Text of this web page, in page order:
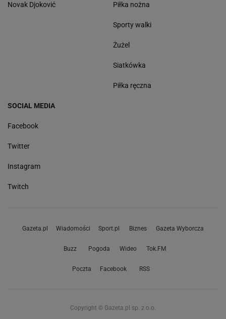
Novak Djoković Piłka nożna
Sporty walki
Żużel
Siatkówka
Piłka ręczna
SOCIAL MEDIA
Facebook
Twitter
Instagram
Twitch
Gazeta.pl Wiadomości Sport.pl Biznes Gazeta Wyborcza
Buzz Pogoda Wideo Tok.FM
Poczta Facebook RSS
Copyright © Gazeta.pl sp. z o.o.